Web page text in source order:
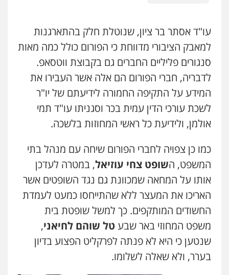
עו"ד אורי רינצקי
פלילי כלכלי ניהול משפטים
0506216813
שחר לדובסקי, עו"ד
פלילי מעצרים וחקירות עבירות המתה עורכי
דין לענייני אסירים
0507913332
פלילי פשיעה חמורה עורכי דין לענייני
אסירים צבאי
0546364651
עו"ד עמית שלף
פלילי פשיעה חמורה עורכי דין לענייני
אסירים סמים
0542068898
עו"ד מירב נוסבוים
לענייני אסירים
עו"ד אסתר בר ציון, שנוטלת חלק בהתארגנות
למאבק הציבורי מדווחת כי הפורום כולל כמה מאות
סנגורים פליליים החברים גם בקבוצת ווטסאפ.
לדבריה, חברי הפורום הם אלה אשר העבירו את
המידע על התקיפה החמורה לידיעתם של יו"ר
לשכת עורכי הדין עמית בכר וסגניתו עו"ד תמי
אולמן, ולידיעת כל ראשי המחוזות בלשכה.
כמו כן צפויה לחברי הפורום שיחה עם מנהל בתי
המשפט, השופט צחי עוזיאל, במטרה לעדכן
אותו על המחאה שמכוונת גם נגד השופטים אשר
האריכו את המעצר ללא שהתייחסו כמעט לעמדת
החשודים המותקפים. כך למשל שופטת בית
משפט המחוזי באר שבע טל שוהם לחיאני,
שנטען כי היא לא פנתה לפרקליט הפצוע בדיון
בערר, ולא שאלה לשלומו.
דוד אפרים משרד עורכי דין
0506209859
עדי כרמלי – חברת עו"ד
פלילי כלכלי עורכי דין לענייני אסירים
0525060666
עו"ד אלון קריטי
0525544654
עו"ד דפנה לביא
משפחה גישור
0507206063